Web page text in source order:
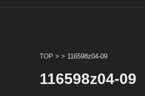
TOP > > 116598z04-09
116598z04-09